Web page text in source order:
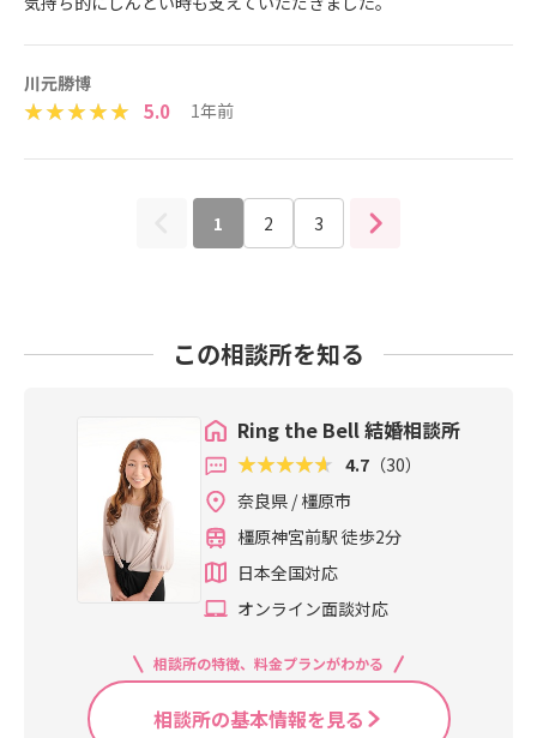
川元勝博
5.0 1年前
1 2 3
この相談所を知る
Ring the Bell 結婚相談所
4.7 （30）
奈良県 / 橿原市
橿原神宮前駅 徒歩2分
日本全国対応
オンライン面談対応
相談所の特徴、料金プランがわかる
相談所の基本情報を見る